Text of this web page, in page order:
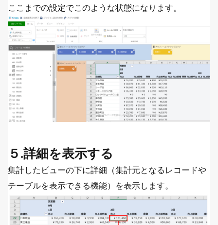
ここまでの設定でこのような状態になります。
５.詳細を表示する
集計したビューの下に詳細（集計元となるレコードや
テーブルを表示できる機能）を表示します。